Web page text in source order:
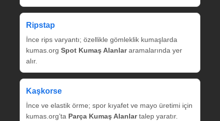
Ripstap
İnce rips varyantı; özellikle gömleklik kumaşlarda
kumas.org Spot Kumaş Alanlararamalarında yer
alır.
Kaşkorse
İnce ve elastik örme; spor kıyafet ve mayo üretimi için
kumas.org’ta Parça Kumaş Alanlartalep yaratır.